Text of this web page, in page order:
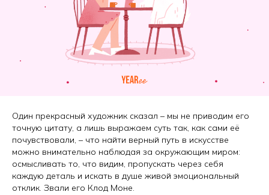
Один прекрасный художник сказал – мы не приводим его
точную цитату, а лишь выражаем суть так, как сами её
почувствовали, – что найти верный путь в искусстве
можно внимательно наблюдая за окружающим миром:
осмысливать то, что видим, пропускать через себя
каждую деталь и искать в душе живой эмоциональный
отклик. Звали его Клод Моне.